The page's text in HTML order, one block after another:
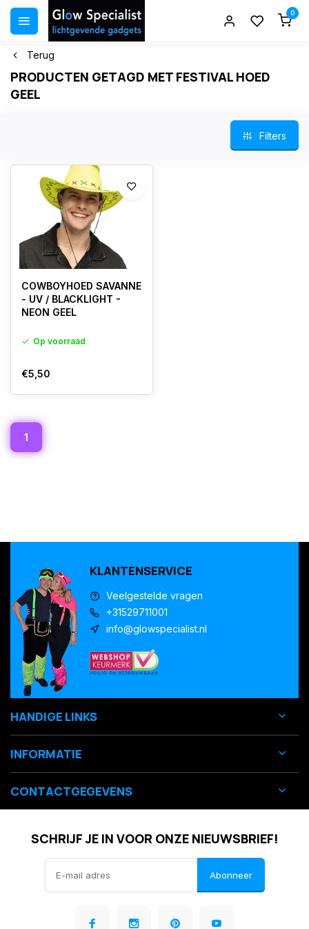
0
Terug
PRODUCTEN GETAGD MET FESTIVAL HOED
GEEL
Filters
COWBOYHOED SAVANNE
- UV / BLACKLIGHT -
NEON GEEL
Op voorraad
€5,50
1
KLANTENSERVICE
Veelgestelde vragen
+31529711001
info@glowspecialist.nl
HANDIGE LINKS
INFORMATIE
CONTACTGEGEVENS
SCHRIJF JE IN VOOR ONZE NIEUWSBRIEF!
Abonneer